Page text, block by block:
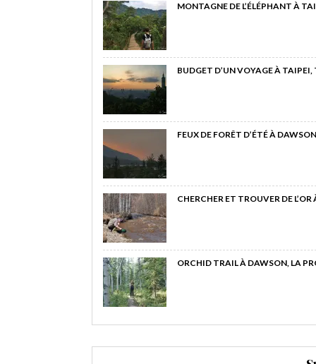
MONTAGNE DE L’ÉLÉPHANT À
BUDGET D’UN VOYAGE À
FEUX DE FORÊT D’ÉTÉ À
CHERCHER ET TROUVER DE
ORCHID TRAIL À DAWSON, LA